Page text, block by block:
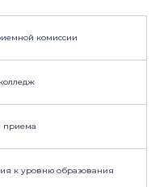
комиссии
приема
к уровню образования